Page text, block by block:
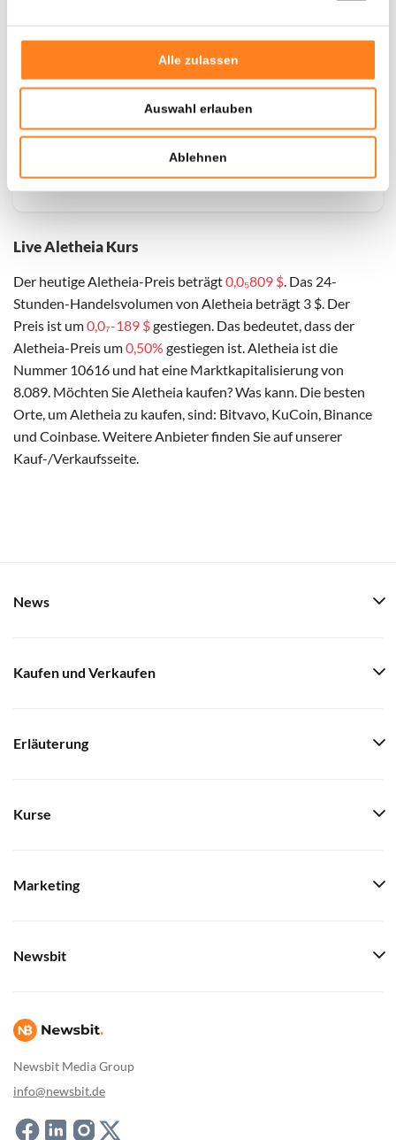
Alle zulassen
Auswahl erlauben
Ablehnen
Live Aletheia Kurs
Der heutige Aletheia-Preis beträgt0,0₅809 $. Das 24-
Stunden-Handelsvolumen von Aletheia beträgt 3 $. Der
Preis ist um0,0₇-189 $gestiegen. Das bedeutet, dass der
Aletheia-Preis um0,50% gestiegen ist. Aletheia ist die
Nummer 10616 und hat eine Marktkapitalisierung von
8.089. Möchten Sie Aletheia kaufen? Was kann. Die besten
Orte, um Aletheia zu kaufen, sind: Bitvavo, KuCoin, Binance
und Coinbase. Weitere Anbieter finden Sie auf unserer
Kauf-/Verkaufsseite.
Door een fout konden er geen gegevens worden
opgehaald, probeer het later opnieuw.
Newsbit Media Group
info@newsbit.de
News
Kaufen und Verkaufen
Erläuterung
Kurse
Marketing
Newsbit